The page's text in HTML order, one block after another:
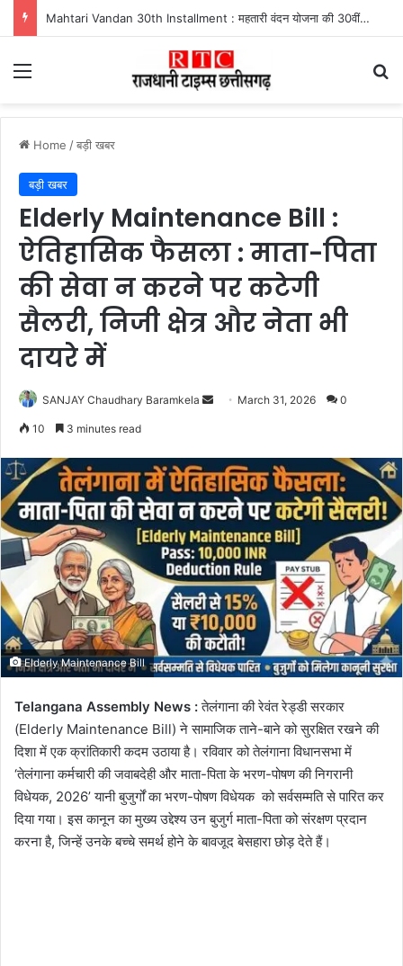
Mahtari Vandan 30th Installment : महतारी वंदन योजना की 30वीं किस्त जारी, ऐसे करें भुगतान स्टेटस चेक
Menu
Home /बड़ी खबर
बड़ी खबर
Elderly Maintenance Bill :
ऐतिहासिक फैसला : माता-पिता
की सेवा न करने पर कटेगी
सैलरी, निजी क्षेत्र और नेता भी
दायरे में
SANJAY Chaudhary Baramkela
Send March 31, 2026 0
10 3 minutes read
Elderly Maintenance Bill
Telangana Assembly News :तेलंगाना की रेवंत रेड्डी सरकार
(Elderly Maintenance Bill) ने सामाजिक ताने-बाने को सुरक्षित रखने की
दिशा में एक क्रांतिकारी कदम उठाया है। रविवार को तेलंगाना विधानसभा में
‘तेलंगाना कर्मचारी की जवाबदेही और माता-पिता के भरण-पोषण की निगरानी
विधेयक, 2026’ यानी बुजुर्गों का भरण-पोषण विधेयक को सर्वसम्मति से पारित कर
दिया गया। इस कानून का मुख्य उद्देश्य उन बुजुर्ग माता-पिता को संरक्षण प्रदान
करना है, जिन्हें उनके बच्चे समर्थ होने के बावजूद बेसहारा छोड़ देते हैं।